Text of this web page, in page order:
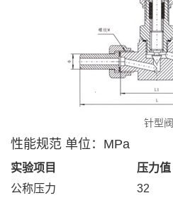
针型阀
性能规范 单位：MPa
实验项目
压力值
公称压力
32